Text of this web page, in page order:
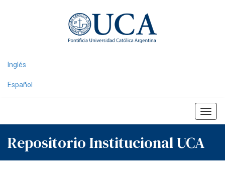
Inglés
Español
Repositorio Institucional UCA